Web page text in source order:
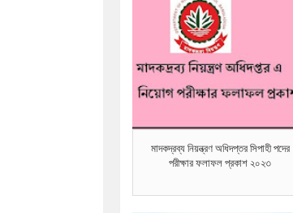
মাদকদ্রব্য নিয়ন্ত্রণ অধিদপ্তর সিপাহী পদের
পরীক্ষার ফলাফল প্রকাশ ২০২৩